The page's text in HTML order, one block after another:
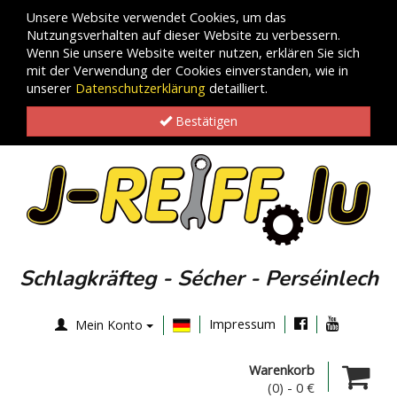
Unsere Website verwendet Cookies, um das
Nutzungsverhalten auf dieser Website zu verbessern.
Wenn Sie unsere Website weiter nutzen, erklären Sie sich
mit der Verwendung der Cookies einverstanden, wie in
unserer Datenschutzerklärung detailliert.
Bestätigen
Schlagkräfteg - Sécher - Perséinlech
Mein Konto Impressum
Warenkorb
(0) - 0 €